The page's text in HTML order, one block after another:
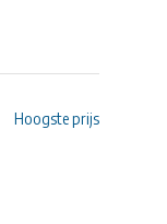
Hoogste prijs